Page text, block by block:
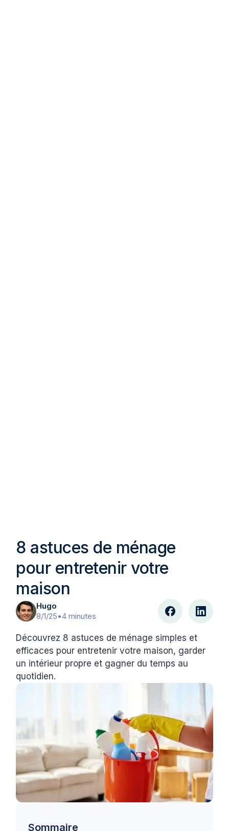
8 astuces de ménage
pour entretenir votre
maison
Hugo
8/1/25•4 minutes
Découvrez 8 astuces de ménage simples et
efficaces pour entretenir votre maison, garder
un intérieur propre et gagner du temps au
quotidien.
Sommaire